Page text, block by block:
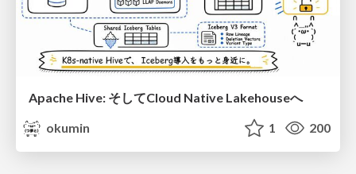
Apache Hive: そしてCloud Native Lakehouseへ
okumin
1 200